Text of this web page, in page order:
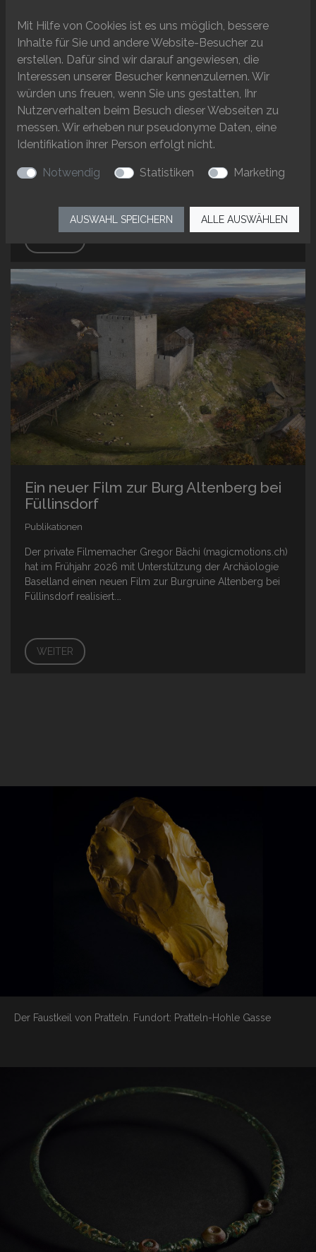
Muttenz erzählt - Drei spannende
Hörrundgänge für Jung und Alt
Veranstaltungen
Was machte Ritter Werner von Homberg zum
und viele weitere Fragen werden ab sofort auf drei
Ein neuer Film zur Burg Altenberg bei
Füllinsdorf
Publikationen
Der private Filmemacher Gregor Bächi (magicmotions.ch)
hat im Frühjahr 2026 mit Unterstützung der Archäologie
Baselland einen neuen Film zur Burgruine Altenberg bei
Füllinsdorf realisiert.…
WEITER
Der Faustkeil von Pratteln. Fundort: Pratteln-Hohle Gasse
Mit Hilfe von Cookies ist es uns möglich, bessere
Inhalte für Sie und andere Website-Besucher zu
erstellen. Dafür sind wir darauf angewiesen, die
Interessen unserer Besucher kennenzulernen. Wir
würden uns freuen, wenn Sie uns gestatten, Ihr
Nutzerverhalten beim Besuch dieser Webseiten zu
messen. Wir erheben nur pseudonyme Daten, eine
Identifikation ihrer Person erfolgt nicht.
Notwendig Statistiken Marketing
AUSWAHL SPEICHERN ALLE AUSWÄHLEN